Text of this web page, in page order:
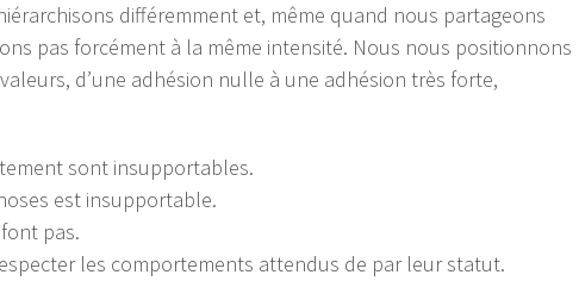
différemment et, même quand nous partageons
pas forcément à la même intensité. Nous nous positionnons
d’une adhésion nulle à une adhésion très forte,
sont insupportables.
est insupportable.
pas.
les comportements attendus de par leur statut.